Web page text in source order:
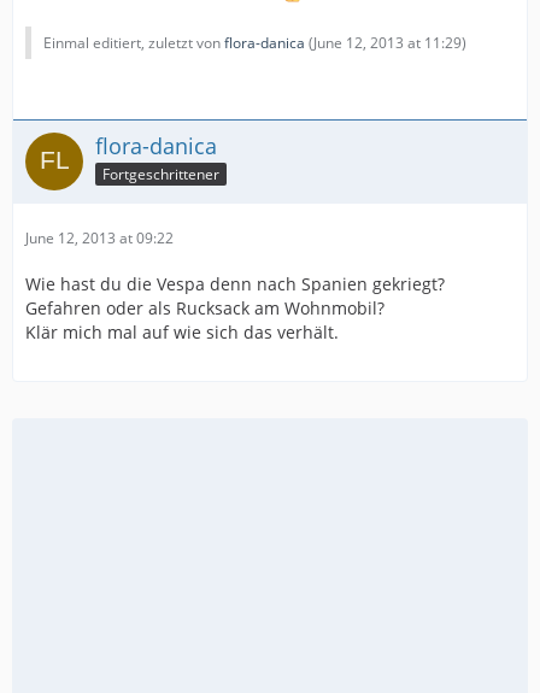
Einmal editiert, zuletzt vonflora-danica (June 12, 2013 at 11:29)
flora-danica
Fortgeschrittener
June 12, 2013 at 09:22
Wie hast du die Vespa denn nach Spanien gekriegt?
Gefahren oder als Rucksack am Wohnmobil?
Klär mich mal auf wie sich das verhält.